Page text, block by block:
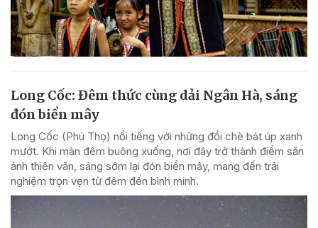
Long Cốc: Đêm thức cùng dải Ngân Hà, sáng
đón biển mây
Long Cốc (Phú Thọ) nổi tiếng với những đồi chè bát úp xanh
mướt. Khi màn đêm buông xuống, nơi đây trở thành điểm săn
ảnh thiên văn, sáng sớm lại đón biển mây, mang đến trải
nghiệm trọn vẹn từ đêm đến bình minh.